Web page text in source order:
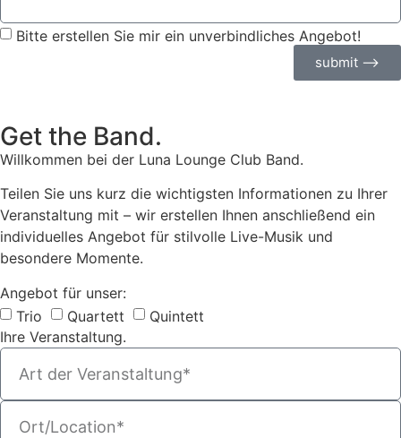
Bitte erstellen Sie mir ein unverbindliches Angebot!
submit ⟶
Get the Band.
Willkommen bei der Luna Lounge Club Band.
Teilen Sie uns kurz die wichtigsten Informationen zu Ihrer
Veranstaltung mit – wir erstellen Ihnen anschließend ein
individuelles Angebot für stilvolle Live-Musik und
besondere Momente.
Angebot für unser:
Trio
Quartett
Quintett
Ihre Veranstaltung.